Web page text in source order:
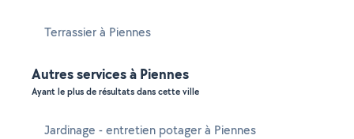
Terrassier à Piennes
Autres services à Piennes
Ayant le plus de résultats dans cette ville
Jardinage - entretien potager à Piennes